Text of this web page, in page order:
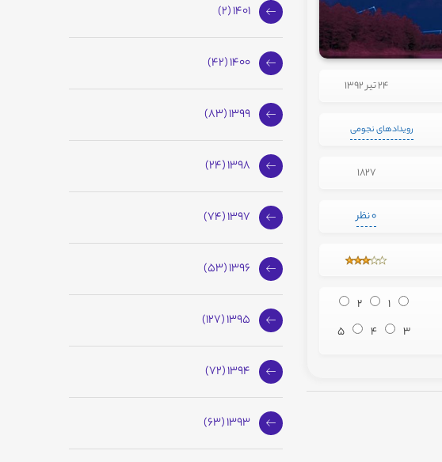
24 تیر 1392
رویدادهای نجومی
1827
0 نظر
1
2
3
4
5
1401 (2)
1400 (42)
1399 (83)
1398 (24)
1397 (74)
1396 (53)
1395 (127)
1394 (72)
1393 (63)